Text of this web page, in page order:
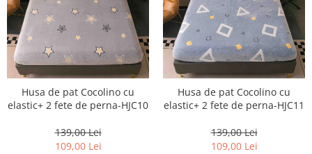
Husa de pat Cocolino cu
elastic+ 2 fete de perna-HJC10
139,00 Lei
109,00 Lei
Husa de pat Cocolino cu
elastic+ 2 fete de perna-HJC11
139,00 Lei
109,00 Lei